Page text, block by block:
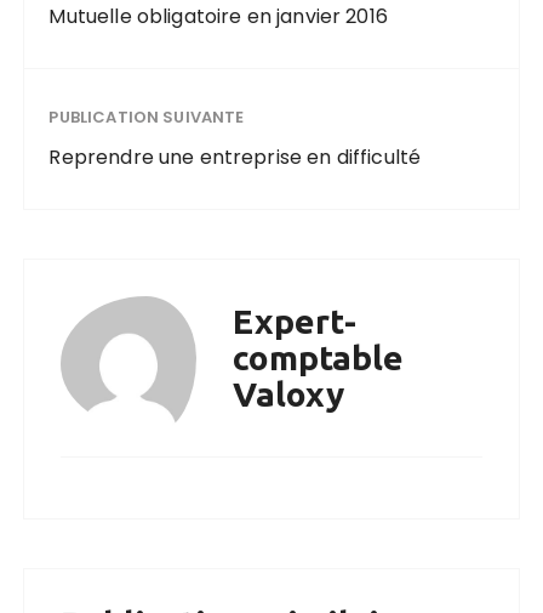
Mutuelle obligatoire en janvier 2016
PUBLICATION SUIVANTE
Reprendre une entreprise en difficulté
Expert-
comptable
Valoxy